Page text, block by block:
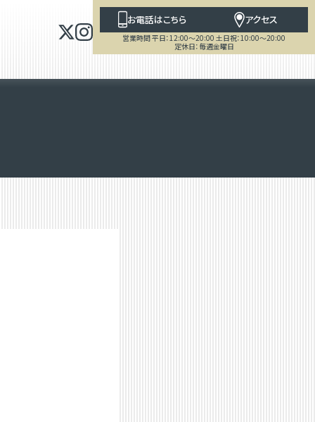
お電話はこちら アクセス
営業時間 平日：12:00～20:00 土日祝：10:00～20:00
定休日：毎週金曜日